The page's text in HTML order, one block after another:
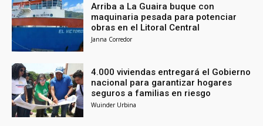
Arriba a La Guaira buque con
maquinaria pesada para potenciar
obras en el Litoral Central
Janna Corredor
4.000 viviendas entregará el Gobierno
nacional para garantizar hogares
seguros a familias en riesgo
Wuinder Urbina